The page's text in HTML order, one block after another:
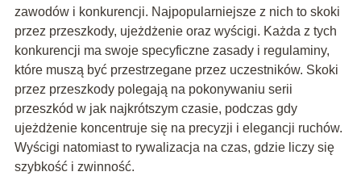
zawodów i konkurencji. Najpopularniejsze z nich to skoki
przez przeszkody, ujeżdżenie oraz wyścigi. Każda z tych
konkurencji ma swoje specyficzne zasady i regulaminy,
które muszą być przestrzegane przez uczestników. Skoki
przez przeszkody polegają na pokonywaniu serii
przeszkód w jak najkrótszym czasie, podczas gdy
ujeżdżenie koncentruje się na precyzji i elegancji ruchów.
Wyścigi natomiast to rywalizacja na czas, gdzie liczy się
szybkość i zwinność.